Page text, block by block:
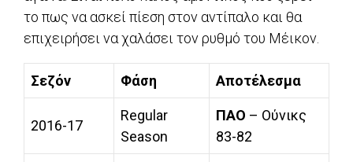
το πως να ασκεί πίεση στον αντίπαλο και θα
επιχειρήσει να χαλάσει τον ρυθμό του Μέικον.
Σεζόν Φάση Αποτέλεσμα
2016-17
Regular
Season
ΠΑΟ – Ούνικς
83-82